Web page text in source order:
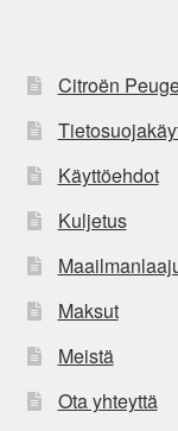
Citroën
Käyttöehdot
Kuljetus
Maksut
Meistä
Ota yhteyttä